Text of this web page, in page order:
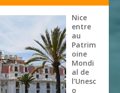
Nice
entre
au
Patrim
oine
Mondi
al de
l’Unesc
o